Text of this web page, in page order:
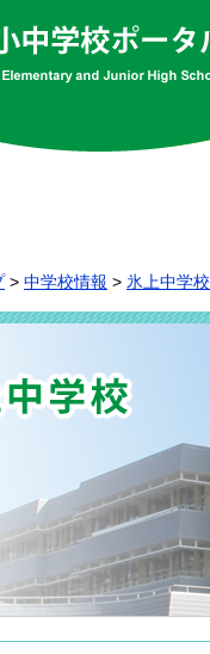
> 中学校情報 > 氷上中学校